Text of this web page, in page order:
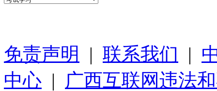
免责声明 | 联系我们 |
中心 |
广西互联网违法